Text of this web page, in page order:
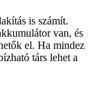
is számít.
van, és
el. Ha mindez
társ lehet a